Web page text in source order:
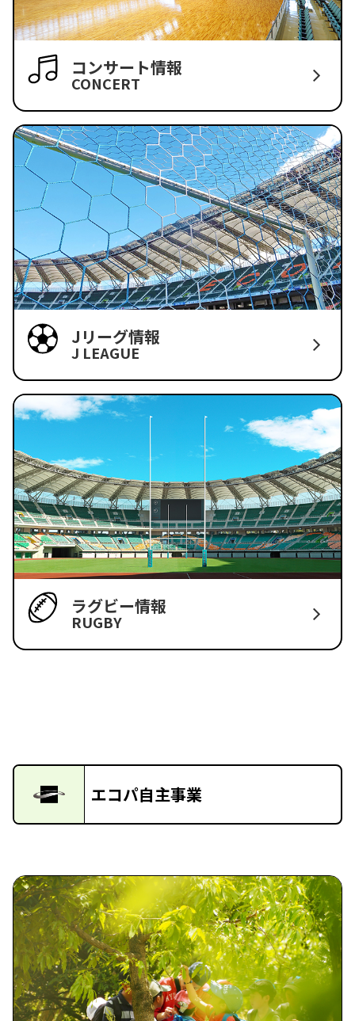
コンサート情報
CONCERT
Jリーグ情報
J LEAGUE
ラグビー情報
RUGBY
エコパ自主事業